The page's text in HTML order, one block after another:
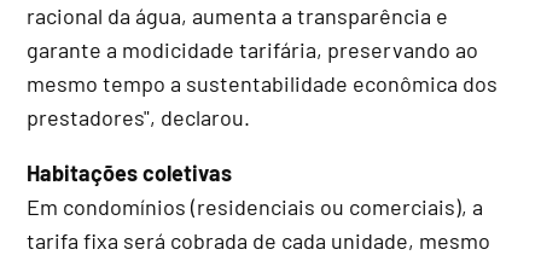
racional da água, aumenta a transparência e
garante a modicidade tarifária, preservando ao
mesmo tempo a sustentabilidade econômica dos
prestadores", declarou.
Habitações coletivas
Em condomínios (residenciais ou comerciais), a
tarifa fixa será cobrada de cada unidade, mesmo